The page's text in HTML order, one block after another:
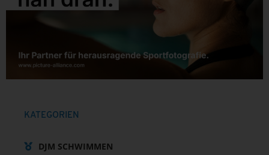
KATEGORIEN
DJM SCHWIMMEN